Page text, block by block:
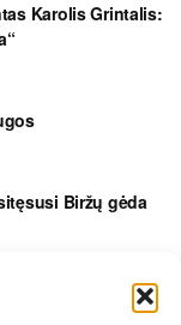
Karolis Grintalis:
Biržų gėda